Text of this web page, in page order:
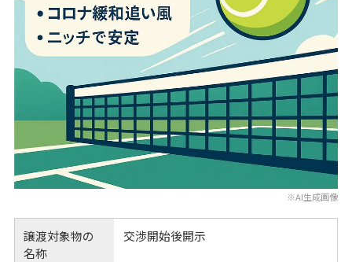
※AI生成画像
譲渡対象物の
名称
交渉開始後開示